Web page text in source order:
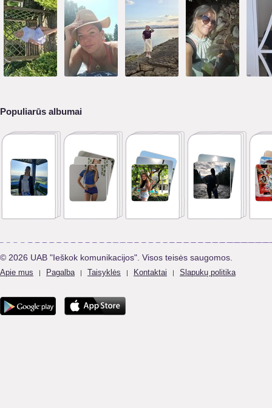
Populiarūs albumai
© 2026 UAB "Ieškok komunikacijos". Visos teisės saugomos.
Apie mus | Pagalba | Taisyklės | Kontaktai | Slapukų politika